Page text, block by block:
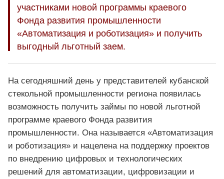
участниками новой программы краевого
Фонда развития промышленности
«Автоматизация и роботизация» и получить
выгодный льготный заем.
На сегодняшний день у представителей кубанской
стекольной промышленности региона появилась
возможность получить займы по новой льготной
программе краевого Фонда развития
промышленности. Она называется «Автоматизация
и роботизация» и нацелена на поддержку проектов
по внедрению цифровых и технологических
решений для автоматизации, цифровизации и